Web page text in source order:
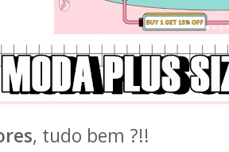
, tudo bem ?!!